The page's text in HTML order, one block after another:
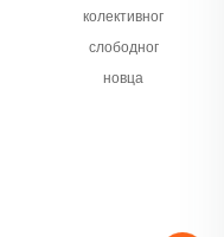
колективног
слободног
новца